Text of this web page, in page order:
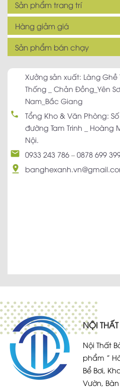
Sản phẩm trang trí
Hàng giảm giá
Sản phẩm bán chạy
Xưởng sản xuất: Làng Ghề
Thống _ Chản Đồng_Yên
Nam_Bắc Giang
Tổng Kho & Văn Phòng:
đường Tam Trinh _ Hoàng
Nội.
0933 243 786 – 0878 699
NỘI
Nội Thất
phẩm ”
Bể Bơi,
Vườn,